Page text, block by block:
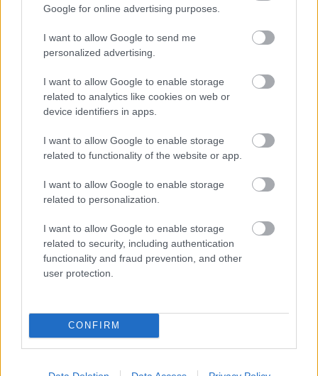
Google for online advertising purposes.
I want to allow Google to send me
personalized advertising.
I want to allow Google to enable storage
related to analytics like cookies on web or
device identifiers in apps.
I want to allow Google to enable storage
related to functionality of the website or app.
I want to allow Google to enable storage
related to personalization.
I want to allow Google to enable storage
related to security, including authentication
functionality and fraud prevention, and other
user protection.
CONFIRM
oldalán.
EZEKET IS AJÁNLJUK
FORMA-1
Mélypontról mentené meg F1-es
projektjét a Honda a sokkoló
FORMA-1
tett a gyermekkori szenvedélyéről
nyernie a McLarennel